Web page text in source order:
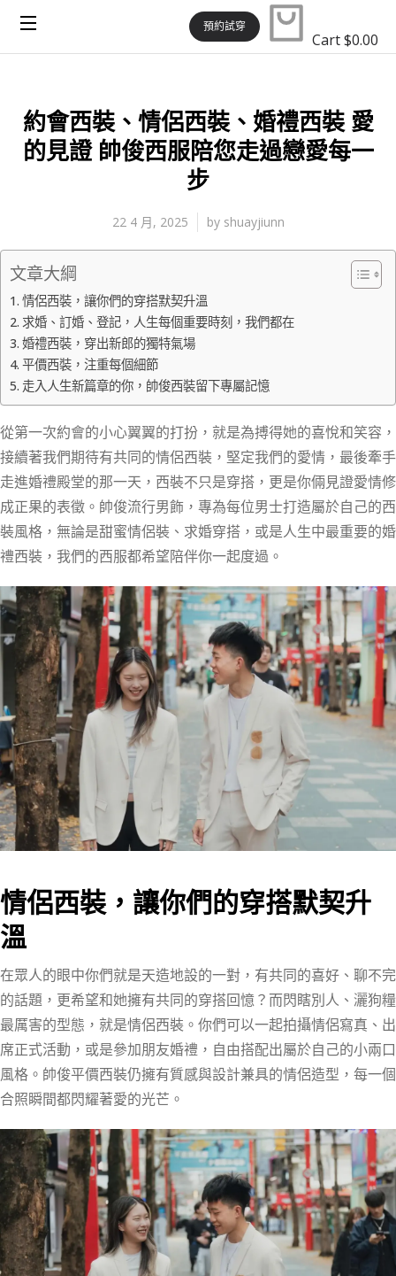
預約試穿
Cart$0.00
約會西裝、情侶西裝、婚禮西裝 愛
的見證 帥俊西服陪您走過戀愛每一
步
22 4 月, 2025 byshuayjiunn
文章大綱
情侶西裝，讓你們的穿搭默契升溫
求婚、訂婚、登記，人生每個重要時刻，我們都在
婚禮西裝，穿出新郎的獨特氣場
平價西裝，注重每個細節
走入人生新篇章的你，帥俊西裝留下專屬記憶
從第一次約會的小心翼翼的打扮，就是為搏得她的喜悅和笑容，
接續著我們期待有共同的情侶西裝，堅定我們的愛情，最後牽手
走進婚禮殿堂的那一天，西裝不只是穿搭，更是你倆見證愛情修
成正果的表徵。帥俊流行男飾，專為每位男士打造屬於自己的西
裝風格，無論是甜蜜情侶裝、求婚穿搭，或是人生中最重要的婚
禮西裝，我們的西服都希望陪伴你一起度過。
情侶西裝，讓你們的穿搭默契升
溫
在眾人的眼中你們就是天造地設的一對，有共同的喜好、聊不完
的話題，更希望和她擁有共同的穿搭回憶？而閃瞎別人、灑狗糧
最厲害的型態，就是情侶西裝。你們可以一起拍攝情侶寫真、出
席正式活動，或是參加朋友婚禮，自由搭配出屬於自己的小兩口
風格。帥俊平價西裝仍擁有質感與設計兼具的情侶造型，每一個
合照瞬間都閃耀著愛的光芒。